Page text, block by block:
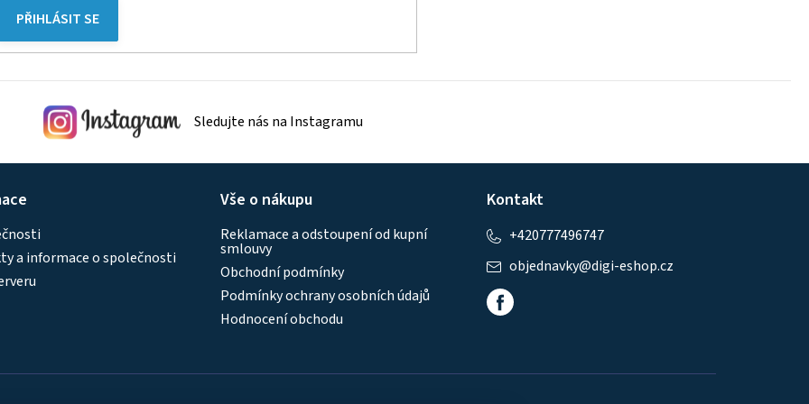
PŘIHLÁSIT SE
Sledujte nás na Instagramu
a informace o společnosti
Vše o nákupu
Reklamace a odstoupení od kupní
smlouvy
Obchodní podmínky
Podmínky ochrany osobních údajů
Hodnocení obchodu
Kontakt
objednavky@digi-eshop.cz
+420777496747